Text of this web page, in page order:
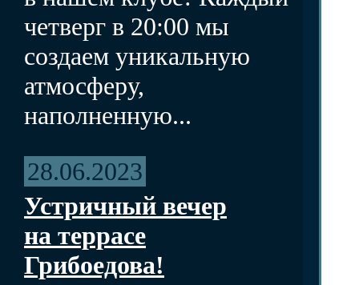
четверг в 20:00 мы
создаем уникальную
атмосферу,
наполненную...
28.06.2023
Устричный вечер
на террасе
Грибоедова!